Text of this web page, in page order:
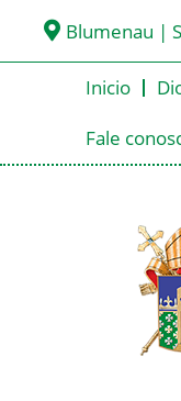
Blumenau |
Inicio
Fale